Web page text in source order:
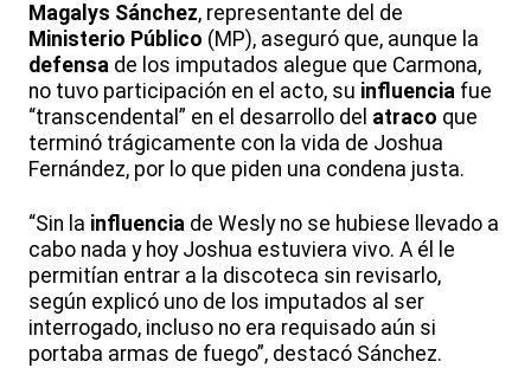
Magalys Sánchez, representante del de
Ministerio Público (MP), aseguró que, aunque la
defensa de los imputados alegue que Carmona,
no tuvo participación en el acto, su influencia fue
“transcendental” en el desarrollo del atraco que
terminó trágicamente con la vida de Joshua
Fernández, por lo que piden una condena justa.
“Sin la influencia de Wesly no se hubiese llevado a
cabo nada y hoy Joshua estuviera vivo. A él le
permitían entrar a la discoteca sin revisarlo,
según explicó uno de los imputados al ser
interrogado, incluso no era requisado aún si
portaba armas de fuego”, destacó Sánchez.